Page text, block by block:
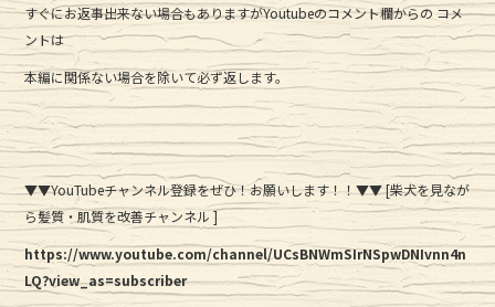
すぐにお返事出来ない場合もありますがYoutubeのコメント欄からの コメ
ントは
本編に関係ない場合を除いて必ず返します。
▼▼YouTubeチャンネル登録をぜひ！お願いします！！▼▼ [柴犬を見なが
ら髪質・肌質を改善チャンネル ]
https://www.youtube.com/channel/UCsBNWmSIrNSpwDNIvnn4n
LQ?view_as=subscriber